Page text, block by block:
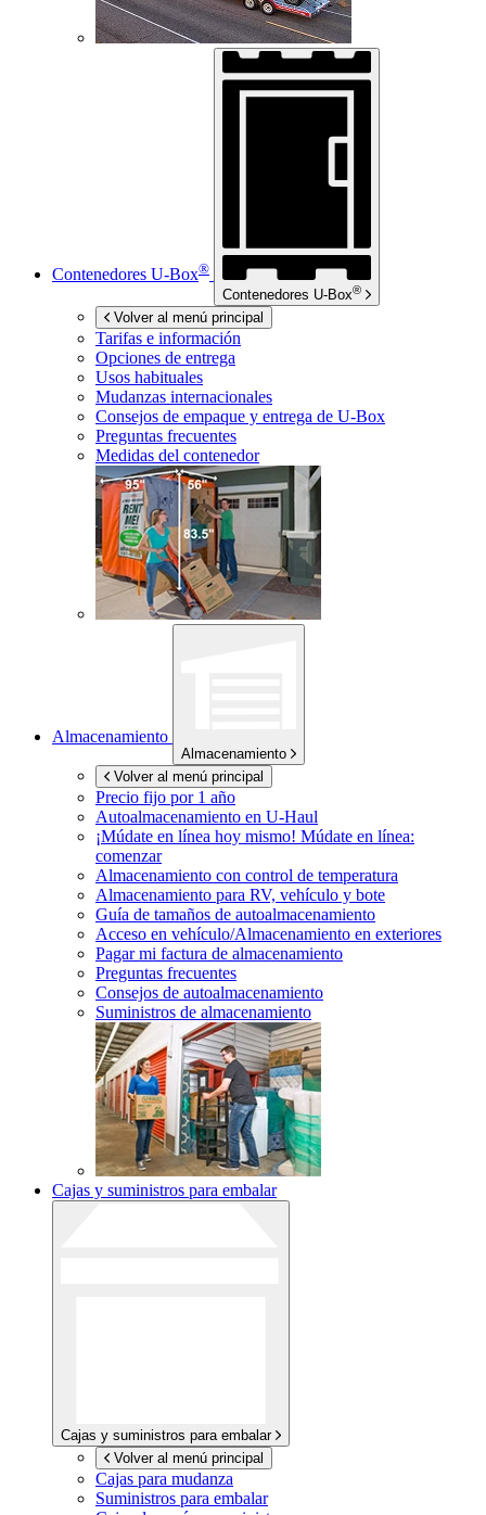
Contenedores U-Box®
Contenedores U-Box®
Volver al menú principal
Tarifas e información
Opciones de entrega
Usos habituales
Mudanzas internacionales
Consejos de empaque y entrega de U-Box
Preguntas frecuentes
Medidas del contenedor
Almacenamiento
Almacenamiento
Volver al menú principal
Precio fijo por 1 año
Autoalmacenamiento en U-Haul
¡Múdate en línea hoy mismo! Múdate en línea:
comenzar
Almacenamiento con control de temperatura
Almacenamiento para RV, vehículo y bote
Guía de tamaños de autoalmacenamiento
Acceso en vehículo/Almacenamiento en exteriores
Pagar mi factura de almacenamiento
Preguntas frecuentes
Consejos de autoalmacenamiento
Suministros de almacenamiento
Cajas y suministros para embalar
Cajas y suministros para embalar
Volver al menú principal
Cajas para mudanza
Suministros para embalar